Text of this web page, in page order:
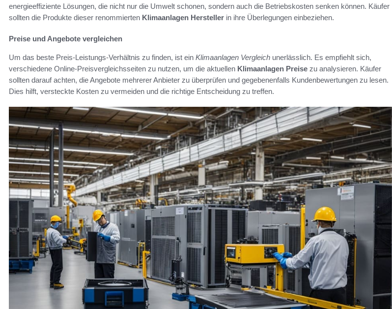
energieeffiziente Lösungen, die nicht nur die Umwelt schonen, sondern auch die Betriebskosten senken können. Käufer
sollten die Produkte dieser renommierten Klimaanlagen Hersteller in ihre Überlegungen einbeziehen.
Preise und Angebote vergleichen
Um das beste Preis-Leistungs-Verhältnis zu finden, ist ein Klimaanlagen Vergleich unerlässlich. Es empfiehlt sich,
verschiedene Online-Preisvergleichsseiten zu nutzen, um die aktuellen Klimaanlagen Preise zu analysieren. Käufer
sollten darauf achten, die Angebote mehrerer Anbieter zu überprüfen und gegebenenfalls Kundenbewertungen zu lesen.
Dies hilft, versteckte Kosten zu vermeiden und die richtige Entscheidung zu treffen.